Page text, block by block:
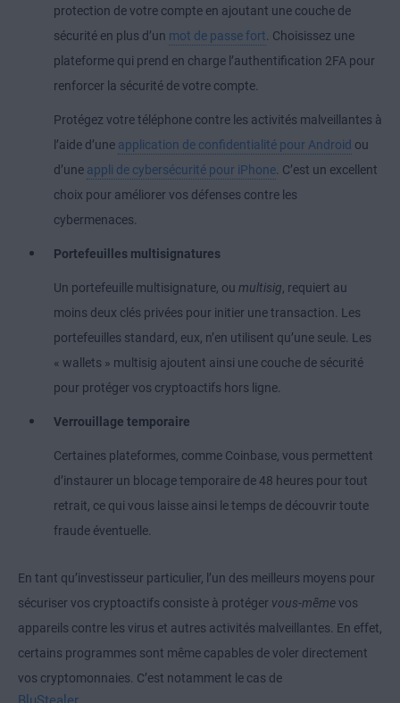
protection de votre compte en ajoutant une couche de
sécurité en plus d’un mot de passe fort. Choisissez une
plateforme qui prend en charge l’authentification 2FA pour
renforcer la sécurité de votre compte.
Protégez votre téléphone contre les activités malveillantes à
l’aide d’une application de confidentialité pour Android ou
d’une appli de cybersécurité pour iPhone. C’est un excellent
choix pour améliorer vos défenses contre les
cybermenaces.
Portefeuilles multisignatures
Un portefeuille multisignature, ou multisig, requiert au
moins deux clés privées pour initier une transaction. Les
portefeuilles standard, eux, n’en utilisent qu’une seule. Les
« wallets » multisig ajoutent ainsi une couche de sécurité
pour protéger vos cryptoactifs hors ligne.
Verrouillage temporaire
Certaines plateformes, comme Coinbase, vous permettent
d’instaurer un blocage temporaire de 48 heures pour tout
retrait, ce qui vous laisse ainsi le temps de découvrir toute
fraude éventuelle.
En tant qu’investisseur particulier, l’un des meilleurs moyens pour
sécuriser vos cryptoactifs consiste à protéger vous-mêmevos
appareils contre les virus et autres activités malveillantes. En effet,
certains programmes sont même capables de voler directement
vos cryptomonnaies. C’est notamment le cas de